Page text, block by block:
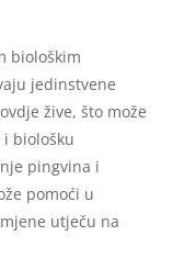
biološkim
jedinstvene
žive, što može
biološku
pingvina i
pomoći u
utječu na